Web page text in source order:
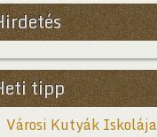
tipp
Városi Kutyák Iskolája